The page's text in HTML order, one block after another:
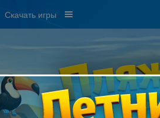
Скачать игры